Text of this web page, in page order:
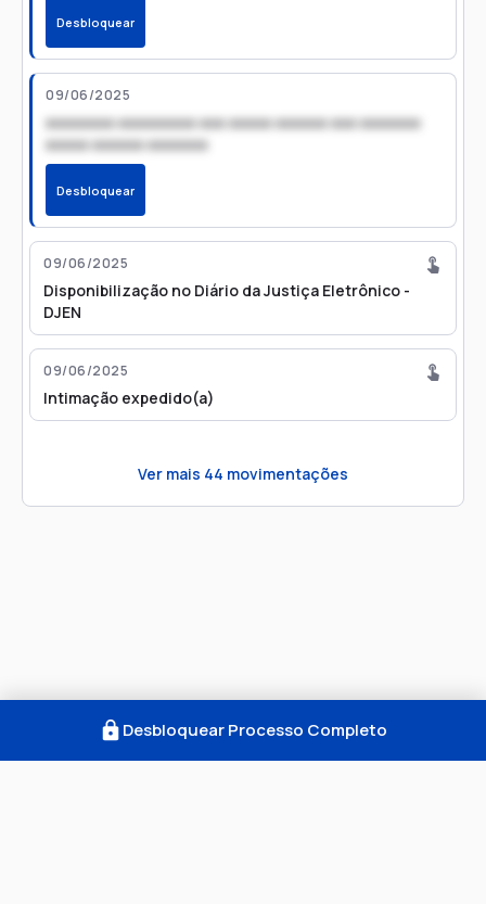
Desbloquear
09/06/2025
xxxxxxxx xxxxxxxxx xxx xxxxx xxxxxx xxx xxxxxxx
xxxxx xxxxxx xxxxxxx
Desbloquear
09/06/2025
Disponibilização no Diário da Justiça Eletrônico -
DJEN
09/06/2025
Intimação expedido(a)
Ver mais 44 movimentações
Desbloquear Processo Completo